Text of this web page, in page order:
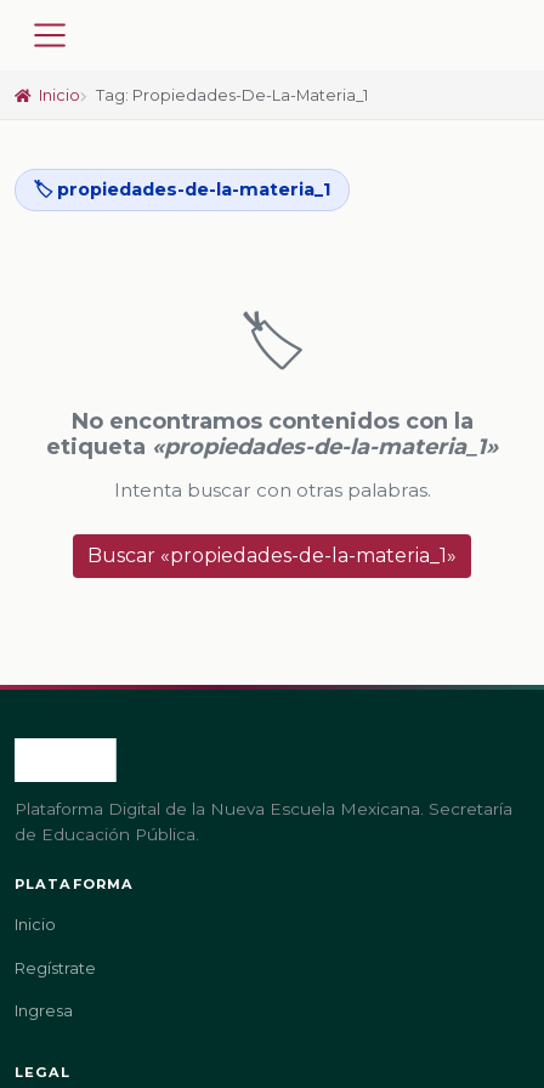
Inicio Tag: Propiedades-De-La-Materia_1
🏷️ propiedades-de-la-materia_1
🏷️
No encontramos contenidos con la
etiqueta «propiedades-de-la-materia_1»
Intenta buscar con otras palabras.
Buscar «propiedades-de-la-materia_1»
Plataforma Digital de la Nueva Escuela Mexicana. Secretaría
de Educación Pública.
PLATAFORMA
Inicio
Regístrate
Ingresa
LEGAL